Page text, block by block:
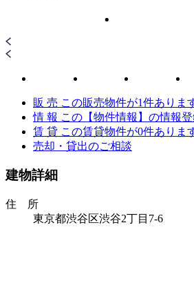
販 売 この販売物件が1件ありま
情 報 この【物件情報】の情報
賃 貸 この賃貸物件が0件ありま
売却・貸出のご相談
建物詳細
住 所
東京都渋谷区渋谷2丁目7-6